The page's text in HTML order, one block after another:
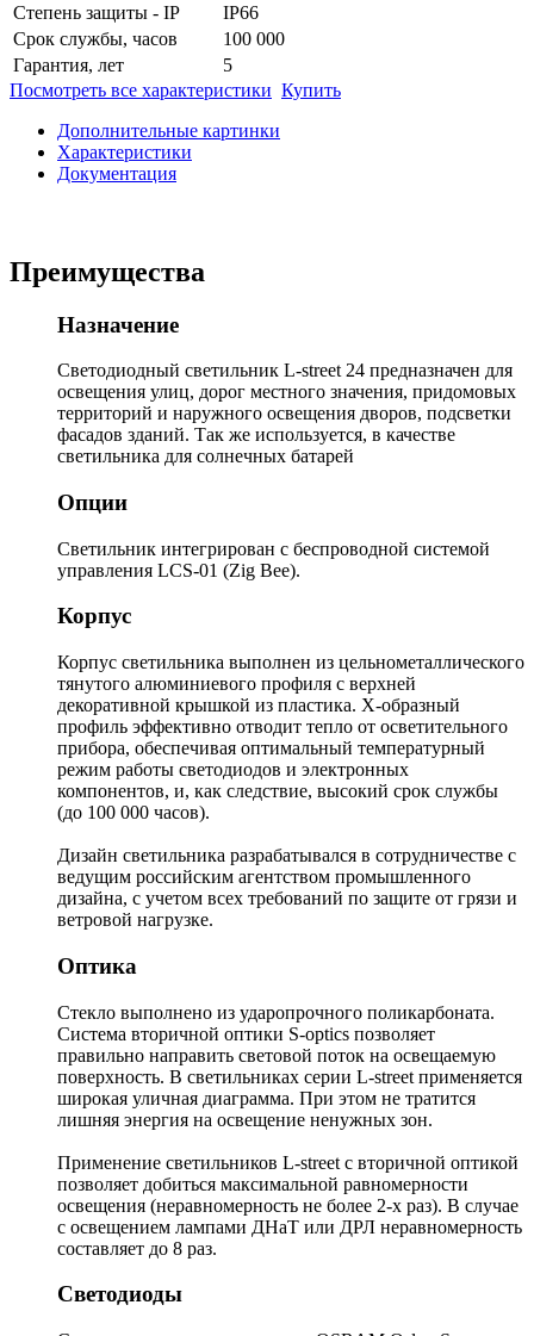
Степень защиты - IP
IP66
Срок службы, часов
100 000
Гарантия, лет
5
Посмотреть все характеристики Купить
Дополнительные картинки
Характеристики
Документация
Преимущества
Назначение
Светодиодный светильник L-street 24 предназначен для
освещения улиц, дорог местного значения, придомовых
территорий и наружного освещения дворов, подсветки
фасадов зданий. Так же используется, в качестве
светильника для солнечных батарей
Опции
Светильник интегрирован с беспроводной системой
управления LCS-01 (Zig Bee).
Корпус
Корпус светильника выполнен из цельнометаллического
тянутого алюминиевого профиля с верхней
декоративной крышкой из пластика. Х-образный
профиль эффективно отводит тепло от осветительного
прибора, обеспечивая оптимальный температурный
режим работы светодиодов и электронных
компонентов, и, как следствие, высокий срок службы
(до 100 000 часов).
Дизайн светильника разрабатывался в сотрудничестве с
ведущим российским агентством промышленного
дизайна, с учетом всех требований по защите от грязи и
ветровой нагрузке.
Оптика
Стекло выполнено из ударопрочного поликарбоната.
Система вторичной оптики S-optics позволяет
правильно направить световой поток на освещаемую
поверхность. В светильниках серии L-street применяется
широкая уличная диаграмма. При этом не тратится
лишняя энергия на освещение ненужных зон.
Применение светильников L-street с вторичной оптикой
позволяет добиться максимальной равномерности
освещения (неравномерность не более 2-х раз). В случае
с освещением лампами ДНаТ или ДРЛ неравномерность
составляет до 8 раз.
Светодиоды